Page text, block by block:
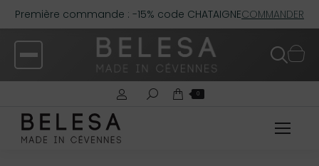
Première commande : -15% code CHATAIGNECOMMANDER
0